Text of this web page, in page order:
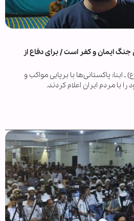
جنگ ایمان و کفر است / برای دفاع از
ابنا: پاکستانی‌ها با برپایی مواکب و
با مردم ایران اعلام کردند.